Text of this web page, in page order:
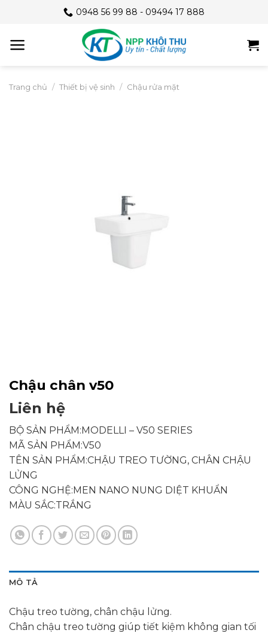
content
0948 56 99 88 - 09494 17 888
Trang chủ / Thiết bị vệ sinh / Chậu rửa mặt
Chậu chân v50
Liên hệ
BỘ SẢN PHẨM:MODELLI – V50 SERIES
MÃ SẢN PHẨM:V50
TÊN SẢN PHẨM:CHẬU TREO TƯỜNG, CHÂN CHẬU
LỬNG
CÔNG NGHỆ:MEN NANO NUNG DIỆT KHUẨN
MÀU SẮC:TRẮNG
MÔ TẢ
Chậu treo tường, chân chậu lửng.
Chân chậu treo tường giúp tiết kiệm không gian tối